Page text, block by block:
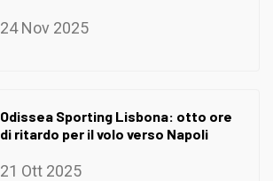
24 Nov 2025
Odissea Sporting Lisbona: otto ore
di ritardo per il volo verso Napoli
21 Ott 2025